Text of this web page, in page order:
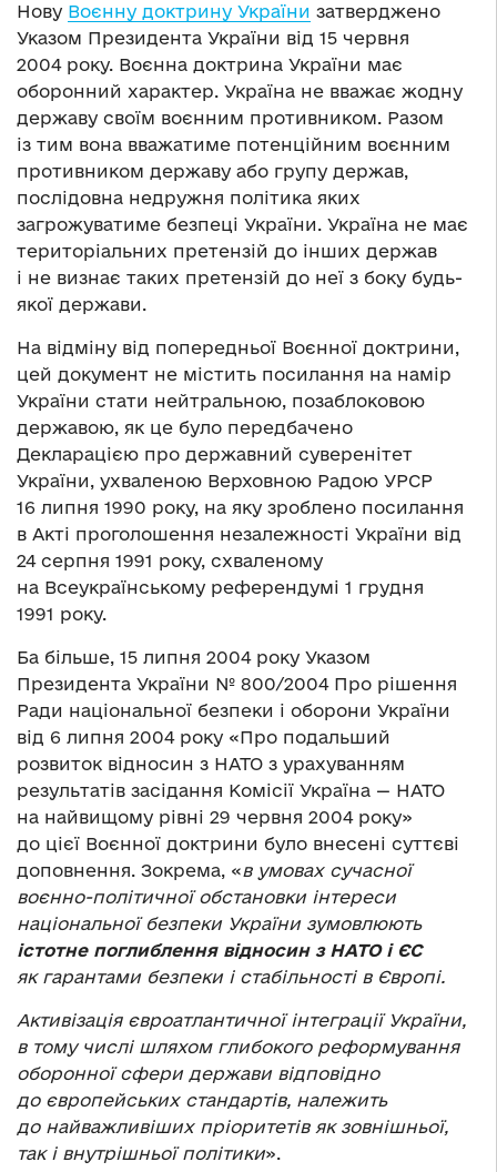
Нову Воєнну доктрину України затверджено
Указом Президента України від 15 червня
2004 року. Воєнна доктрина України має
оборонний характер. Україна не вважає жодну
державу своїм воєнним противником. Разом
із тим вона вважатиме потенційним воєнним
противником державу або групу держав,
послідовна недружня політика яких
загрожуватиме безпеці України. Україна не має
територіальних претензій до інших держав
і не визнає таких претензій до неї з боку будь-
якої держави.
На відміну від попередньої Воєнної доктрини,
цей документ не містить посилання на намір
України стати нейтральною, позаблоковою
державою, як це було передбачено
Декларацією про державний суверенітет
України, ухваленою Верховною Радою УРСР
16 липня 1990 року, на яку зроблено посилання
в Акті проголошення незалежності України від
24 серпня 1991 року, схваленому
на Всеукраїнському референдумі 1 грудня
1991 року.
Ба більше, 15 липня 2004 року Указом
Президента України № 800/2004 Про рішення
Ради національної безпеки і оборони України
від 6 липня 2004 року «Про подальший
розвиток відносин з НАТО з урахуванням
результатів засідання Комісії Україна — НАТО
на найвищому рівні 29 червня 2004 року»
до цієї Воєнної доктрини було внесені суттєві
доповнення. Зокрема, «в умовах сучасної
воєнно-політичної обстановки інтереси
національної безпеки України зумовлюють
істотне поглиблення відносин з НАТО і ЄС
як гарантами безпеки і стабільності в Європі.
Активізація євроатлантичної інтеграції України,
в тому числі шляхом глибокого реформування
оборонної сфери держави відповідно
до європейських стандартів, належить
до найважливіших пріоритетів як зовнішньої,
так і внутрішньої політики».